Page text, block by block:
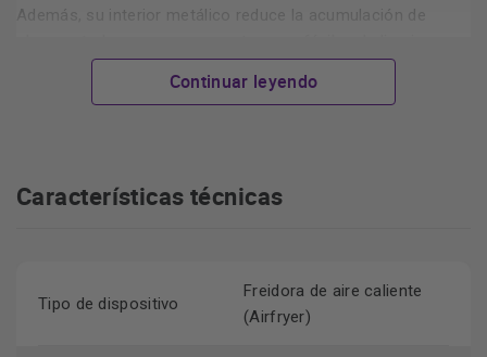
Además, su interior metálico reduce la acumulación de
aptos para lavavajillas.
Características destacadas
Cocina grandes porciones familiares en una sola tanda
8 litros
Continuar leyendo
Características técnicas
Tipo de dispositivo
Freidora de aire caliente
(Airfryer)